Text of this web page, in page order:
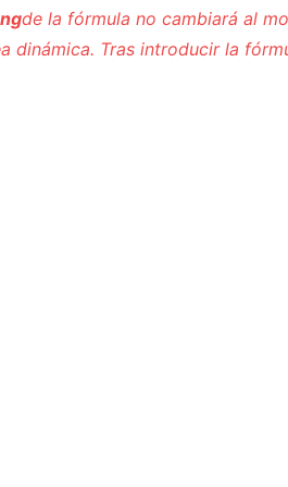
de la fórmula no cambiará al
dinámica. Tras introducir la